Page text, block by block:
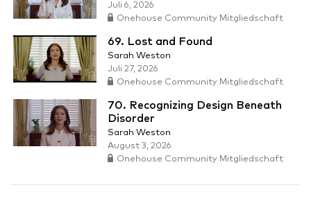
Juli 6, 2026
Onehouse Community Mitgliedschaft
69. Lost and Found
Sarah Weston
Juli 27, 2026
Onehouse Community Mitgliedschaft
70. Recognizing Design Beneath
Disorder
Sarah Weston
August 3, 2026
Onehouse Community Mitgliedschaft